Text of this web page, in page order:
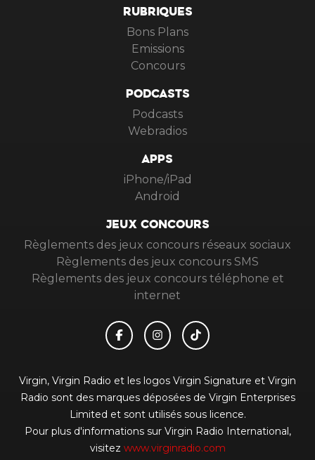
RUBRIQUES
Bons Plans
Emissions
Concours
PODCASTS
Podcasts
Webradios
APPS
iPhone/iPad
Android
JEUX CONCOURS
Règlements des jeux concours réseaux sociaux
Règlements des jeux concours SMS
Règlements des jeux concours téléphone et
internet
Virgin, Virgin Radio et les logos Virgin Signature et Virgin
Radio sont des marques déposées de Virgin Enterprises
Limited et sont utilisés sous licence.
Pour plus d'informations sur Virgin Radio International,
visitez www.virginradio.com